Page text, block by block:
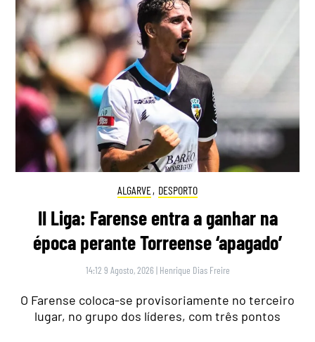
ALGARVE, DESPORTO
II Liga: Farense entra a ganhar na
época perante Torreense ‘apagado’
14:12 9 Agosto, 2026 | Henrique Dias Freire
O Farense coloca-se provisoriamente no terceiro
lugar, no grupo dos líderes, com três pontos